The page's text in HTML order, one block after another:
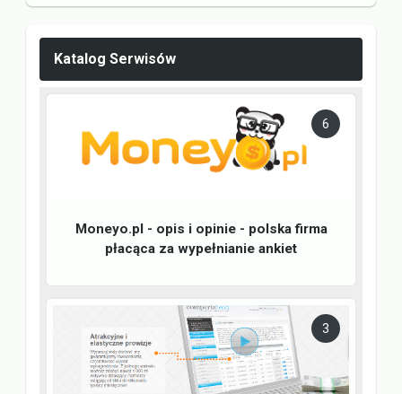
Katalog Serwisów
6
Moneyo.pl - opis i opinie - polska firma
płacąca za wypełnianie ankiet
3